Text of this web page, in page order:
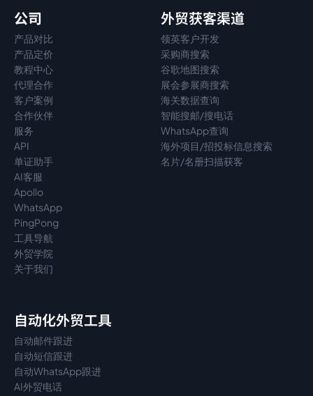
公司
产品对比
产品定价
教程中心
代理合作
客户案例
合作伙伴
服务
API
单证助手
AI客服
Apollo
WhatsApp
PingPong
工具导航
外贸学院
关于我们
外贸获客渠道
领英客户开发
采购商搜索
谷歌地图搜索
展会参展商搜索
海关数据查询
智能搜邮/搜电话
WhatsApp查询
海外项目/招投标信息搜索
名片/名册扫描获客
自动化外贸工具
自动邮件跟进
自动短信跟进
自动WhatsApp跟进
AI外贸电话